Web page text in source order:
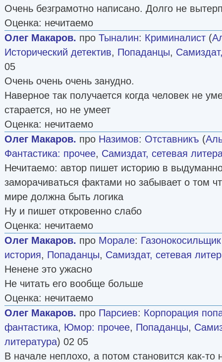
Очень безграмотно написано. Долго не
Оценка: нечитаемо
Олег Макаров. про Тыналин: Криминалист (
Исторический детектив, Попаданцы,
05
Очень очень очень занудно.
Наверное так получается когда человек не
старается, но не умеет
Оценка: нечитаемо
Олег Макаров. про Назимов: Отставникъ (
Фантастика: прочее, Самиздат, сетевая
Нечитаемо: автор пишет историю в
заморачиваться фактами но забывает о том
мире должна быть логика
Ну и пишет откровенно слабо
Оценка: нечитаемо
Олег Макаров. про Морале: Газонокосильщик
история, Попаданцы, Самиздат, сетевая
Ненене это ужасно
Не читать его вообще больше
Оценка: нечитаемо
Олег Макаров. про Парсиев: Корпорация
фантастика, Юмор: прочее, Попаданцы,
литература) 02 05
В начале неплохо, а потом становится как-то